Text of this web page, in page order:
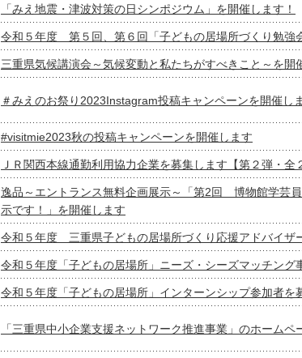
「みえ地震・津波対策の日シンポジウム」を開催します！
令和５年度 第５回、第６回「子どもの居場所づくり勉強
三重県気候講演会～気候変動と私たちがすべきこと～を開
＃みえのお祭り2023Instagram投稿キャンペーンを開催し
#visitmie2023秋の投稿キャンペーンを開催します
ＪＲ関西本線通勤利用協力企業を募集します【第２弾・全
逸品～エントランス無料企画展示～「第2回 博物館学芸
示です！」を開催します
令和５年度 三重県子どもの居場所づくり応援アドバイザ
令和５年度「子どもの居場所」ニーズ・シーズマ
令和５年度「子どもの居場所」インターンシップ参加者を
「三重県中小企業支援ネットワーク推進事業」のホームペ